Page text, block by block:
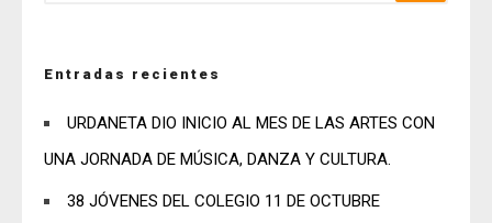
Entradas recientes
URDANETA DIO INICIO AL MES DE LAS ARTES CON
UNA JORNADA DE MÚSICA, DANZA Y CULTURA.
38 JÓVENES DEL COLEGIO 11 DE OCTUBRE